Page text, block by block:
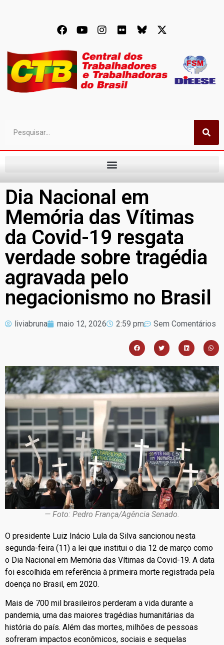
Dia Nacional em
Memória das Vítimas
da Covid-19 resgata
verdade sobre tragédia
agravada pelo
negacionismo no Brasil
liviabruna maio 12, 2026 2:59 pm Sem Comentários
— Foto: Pedro França/Agência Senado.
O presidente Luiz Inácio Lula da Silva sancionou nesta
segunda-feira (11) a lei que institui o dia 12 de março como
o Dia Nacional em Memória das Vítimas da Covid-19. A data
foi escolhida em referência à primeira morte registrada pela
doença no Brasil, em 2020.
Mais de 700 mil brasileiros perderam a vida durante a
pandemia, uma das maiores tragédias humanitárias da
história do país. Além das mortes, milhões de pessoas
sofreram impactos econômicos, sociais e sequelas